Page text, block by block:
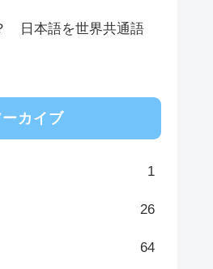
日本語を世界共通語
ーカイブ
1
26
64